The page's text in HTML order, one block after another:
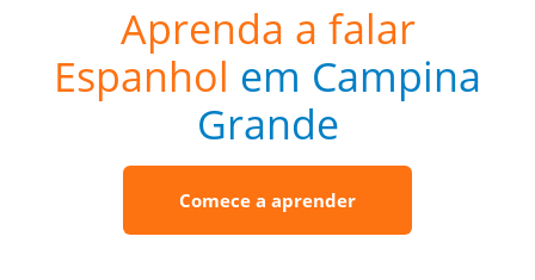
Aprenda a falar
Espanhol em Campina
Grande
Comece a aprender